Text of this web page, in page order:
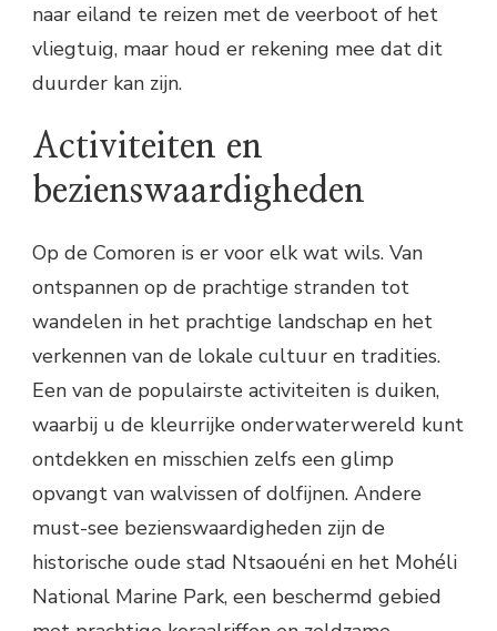
naar eiland te reizen met de veerboot of het
vliegtuig, maar houd er rekening mee dat dit
duurder kan zijn.
Activiteiten en
bezienswaardigheden
Op de Comoren is er voor elk wat wils. Van
ontspannen op de prachtige stranden tot
wandelen in het prachtige landschap en het
verkennen van de lokale cultuur en tradities.
Een van de populairste activiteiten is duiken,
waarbij u de kleurrijke onderwaterwereld kunt
ontdekken en misschien zelfs een glimp
opvangt van walvissen of dolfijnen. Andere
must-see bezienswaardigheden zijn de
historische oude stad Ntsaouéni en het Mohéli
National Marine Park, een beschermd gebied